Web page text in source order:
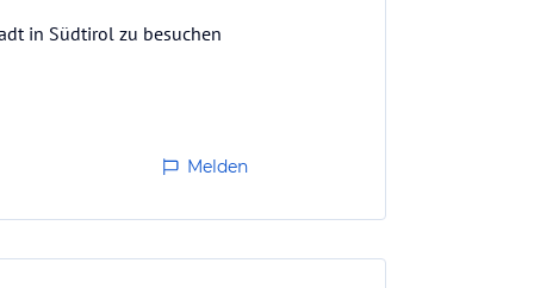
in Südtirol zu besuchen
Melden